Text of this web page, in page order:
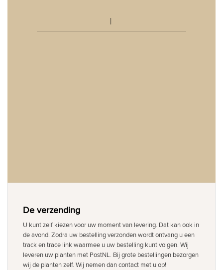
De verzending
U kunt zelf kiezen voor uw moment van levering. Dat kan ook in
de avond. Zodra uw bestelling verzonden wordt ontvang u een
track en trace link waarmee u uw bestelling kunt volgen. Wij
leveren uw planten met PostNL. Bij grote bestellingen bezorgen
wij de planten zelf. Wij nemen dan contact met u op!